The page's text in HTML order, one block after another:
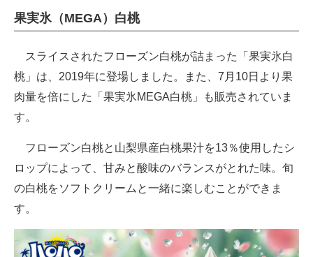
果実氷（MEGA）白桃
スライスされたフローズン白桃が詰まった「果実氷白
桃」は、2019年に登場しました。また、7月10日より果
肉量を倍にした「果実氷MEGA白桃」も販売されていま
す。
フローズン白桃と山梨県産白桃果汁を13％使用したシ
ロップによって、甘みと酸味のバランスがとれた味。旬
の白桃をソフトクリームと一緒に楽しむことができま
す。